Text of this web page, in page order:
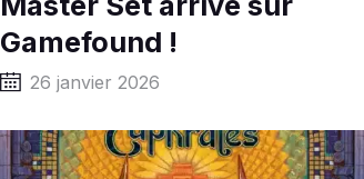
Gamefound !
26 janvier 2026